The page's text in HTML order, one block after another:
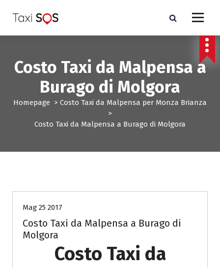
a
Costo Taxi da Malpensa a
Burago di Molgora
Homepage > Costo Taxi da Malpensa per Monza Brianza
>
Costo Taxi da Malpensa a Burago di Molgora
Mag 25 2017
Costo Taxi da Malpensa a Burago di
Molgora
Costo Taxi da